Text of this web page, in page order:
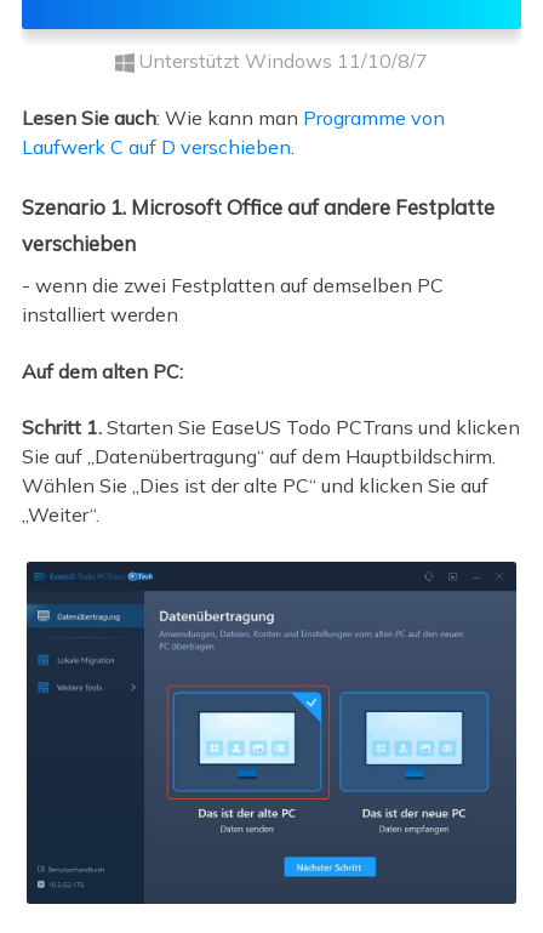
Unterstützt Windows 11/10/8/7
Lesen Sie auch: Wie kann man Programme von
Laufwerk C auf D verschieben.
Szenario 1. Microsoft Office auf andere Festplatte
verschieben
- wenn die zwei Festplatten auf demselben PC
installiert werden
Auf dem alten PC:
Schritt 1. Starten Sie EaseUS Todo PCTrans und klicken
Sie auf „Datenübertragung“ auf dem Hauptbildschirm.
Wählen Sie „Dies ist der alte PC“ und klicken Sie auf
„Weiter“.